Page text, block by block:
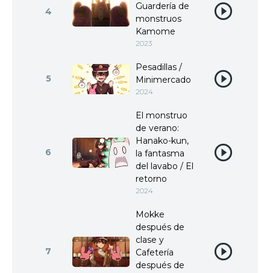
4
Guardería de
monstruos
Kamome
2023
5
Pesadillas /
Minimercado
2024
6
El monstruo
de verano:
Hanako-kun,
la fantasma
del lavabo / El
retorno
2024
7
Mokke
después de
clase y
Cafetería
después de